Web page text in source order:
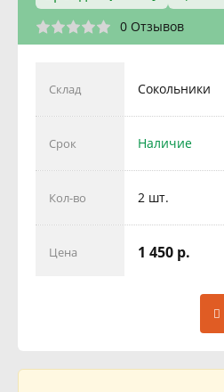
0 Отзывов
Склад Сокольники
Срок Наличие
Кол-во 2 шт.
Цена 1 450 р.